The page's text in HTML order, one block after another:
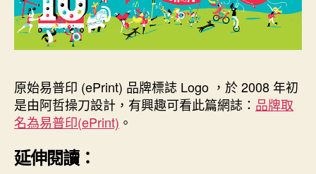
原始易普印 (ePrint) 品牌標誌 Logo ，於 2008 年初
是由阿哲操刀設計，有興趣可看此篇網誌： 品牌取
名為易普印(ePrint) 。
延伸閱讀：